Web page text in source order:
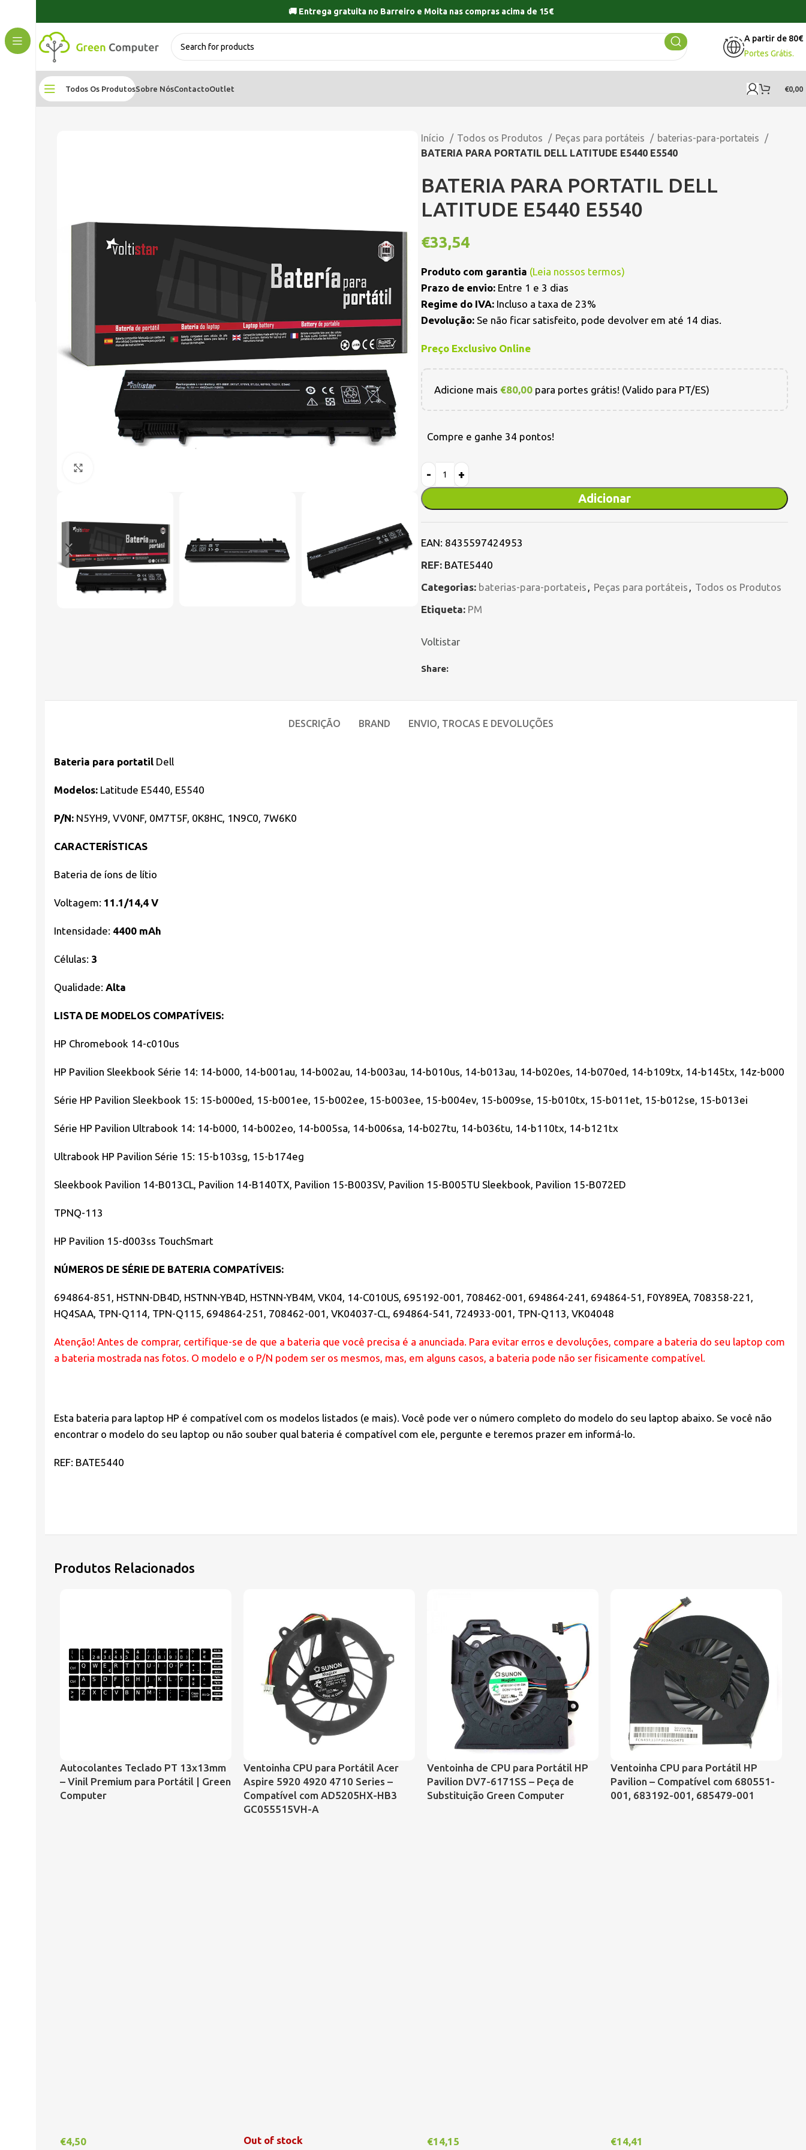
🚚 Entrega gratuita no Barreiro e Moita nas compras acima de 15€
A partir de 80€
Portes Grátis.
Todos Os ProdutosSobre NósContactoOutlet €0,00
Início Todos os Produtos Peças para portáteis
baterias-para-portateis
BATERIA PARA PORTATIL DELL LATITUDE E5440 E5540
BATERIA PARA PORTATIL DELL
LATITUDE E5440 E5540
€33,54
Produto com garantia (Leia nossos termos)
Prazo de envio: Entre 1 e 3 dias
Regime do IVA: Incluso a taxa de 23%
Devolução: Se não ficar satisfeito, pode devolver em até 14 dias.
Preço Exclusivo Online
Adicione mais €80,00 para portes grátis! (Valido para PT/ES)
Compre e ganhe 34 pontos!
Adicionar
EAN: 8435597424953
REF: BATE5440
Categorias: baterias-para-portateis , Peças para portáteis , Todos os Produtos
Etiqueta: PM
Voltistar
Share:
DESCRIÇÃO BRAND ENVIO, TROCAS E DEVOLUÇÕES
Bateria para portatil Dell
Modelos: Latitude E5440, E5540
P/N: N5YH9, VV0NF, 0M7T5F, 0K8HC, 1N9C0, 7W6K0
CARACTERÍSTICAS
Bateria de íons de lítio
Voltagem: 11.1/14,4 V
Intensidade: 4400 mAh
Células: 3
Qualidade: Alta
LISTA DE MODELOS COMPATÍVEIS:
HP Chromebook 14-c010us
HP Pavilion Sleekbook Série 14: 14-b000, 14-b001au, 14-b002au, 14-b003au, 14-b010us, 14-b013au, 14-b020es, 14-b070ed, 14-b109tx, 14-b145tx, 14z-b000
Série HP Pavilion Sleekbook 15: 15-b000ed, 15-b001ee, 15-b002ee, 15-b003ee, 15-b004ev, 15-b009se, 15-b010tx, 15-b011et, 15-b012se, 15-b013ei
Série HP Pavilion Ultrabook 14: 14-b000, 14-b002eo, 14-b005sa, 14-b006sa, 14-b027tu, 14-b036tu, 14-b110tx, 14-b121tx
Ultrabook HP Pavilion Série 15: 15-b103sg, 15-b174eg
Sleekbook Pavilion 14-B013CL, Pavilion 14-B140TX, Pavilion 15-B003SV, Pavilion 15-B005TU Sleekbook, Pavilion 15-B072ED
TPNQ-113
HP Pavilion 15-d003ss TouchSmart
NÚMEROS DE SÉRIE DE BATERIA COMPATÍVEIS:
694864-851, HSTNN-DB4D, HSTNN-YB4D, HSTNN-YB4M, VK04, 14-C010US, 695192-001, 708462-001, 694864-241, 694864-51, F0Y89EA, 708358-221,
HQ4SAA, TPN-Q114, TPN-Q115, 694864-251, 708462-001, VK04037-CL, 694864-541, 724933-001, TPN-Q113, VK04048
Atenção! Antes de comprar, certifique-se de que a bateria que você precisa é a anunciada. Para evitar erros e devoluções, compare a bateria do seu laptop com
a bateria mostrada nas fotos. O modelo e o P/N podem ser os mesmos, mas, em alguns casos, a bateria pode não ser fisicamente compatível.
Esta bateria para laptop HP é compatível com os modelos listados (e mais). Você pode ver o número completo do modelo do seu laptop abaixo. Se você não
encontrar o modelo do seu laptop ou não souber qual bateria é compatível com ele, pergunte e teremos prazer em informá-lo.
REF: BATE5440
Produtos Relacionados
Autocolantes Teclado PT 13x13mm
– Vinil Premium para Portátil | Green
Computer
€4,50
Ventoinha CPU para Portátil Acer
Aspire 5920 4920 4710 Series –
Compatível com AD5205HX-HB3
GC055515VH-A
Out of stock
Ventoinha de CPU para Portátil HP
Pavilion DV7-6171SS – Peça de
Substituição Green Computer
€14,15
Ventoinha CPU para Portátil HP
Pavilion – Compatível com 680551-
001, 683192-001, 685479-001
€14,41